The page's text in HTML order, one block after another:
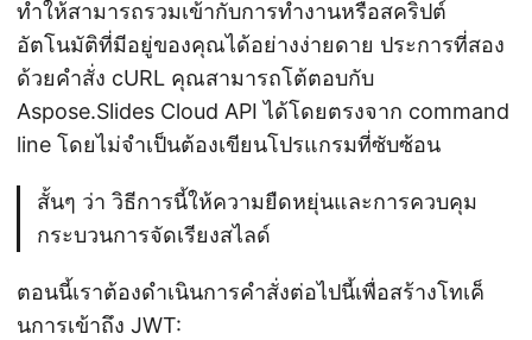
ทำให้สามารถรวมเข้ากับการทำงานหรือสคริปต์
อัตโนมัติที่มีอยู่ของคุณได้อย่างง่ายดาย ประการที่สอง
ด้วยคำสั่ง cURL คุณสามารถโต้ตอบกับ
Aspose.Slides Cloud API ได้โดยตรงจาก command
line โดยไม่จำเป็นต้องเขียนโปรแกรมที่ซับซ้อน
สั้นๆ ว่า วิธีการนี้ให้ความยืดหยุ่นและการควบคุม
กระบวนการจัดเรียงสไลด์
ตอนนี้เราต้องดำเนินการคำสั่งต่อไปนี้เพื่อสร้างโทเค็
นการเข้าถึง JWT: